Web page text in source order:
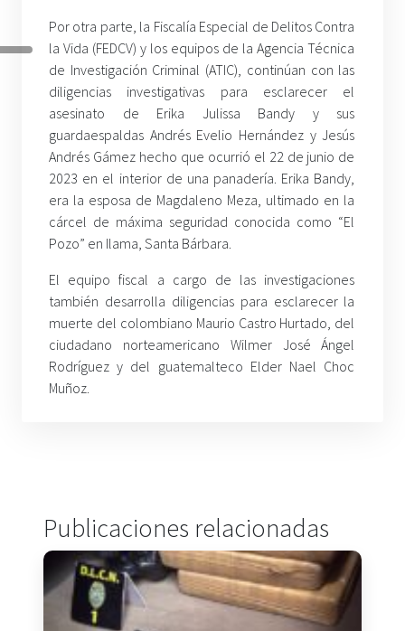
Por otra parte, la Fiscalía Especial de Delitos Contra
la Vida (FEDCV) y los equipos de la Agencia Técnica
de Investigación Criminal (ATIC), continúan con las
diligencias investigativas para esclarecer el
asesinato de Erika Julissa Bandy y sus
guardaespaldas Andrés Evelio Hernández y Jesús
Andrés Gámez hecho que ocurrió el 22 de junio de
2023 en el interior de una panadería. Erika Bandy,
era la esposa de Magdaleno Meza, ultimado en la
cárcel de máxima seguridad conocida como “El
Pozo” en Ilama, Santa Bárbara.
El equipo fiscal a cargo de las investigaciones
también desarrolla diligencias para esclarecer la
muerte del colombiano Maurio Castro Hurtado, del
ciudadano norteamericano Wilmer José Ángel
Rodríguez y del guatemalteco Elder Nael Choc
Muñoz.
Publicaciones relacionadas